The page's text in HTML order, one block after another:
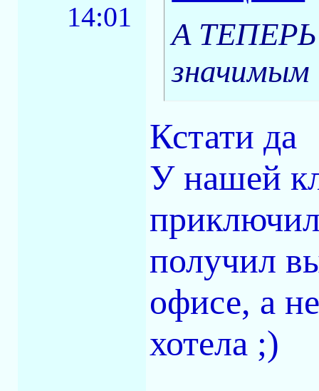
14:01
А
значимым
Кстати да
У нашей
получил
офисе, а
хотела ;)